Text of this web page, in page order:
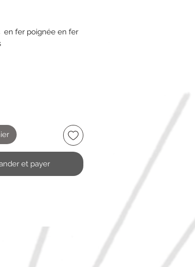
en fer poignée en fer
et payer